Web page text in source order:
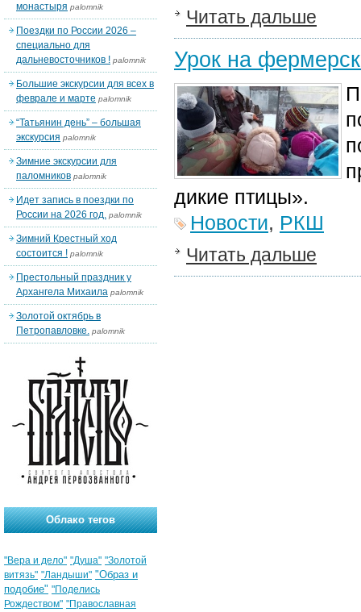
Читать дальше
Урок на
дикие птицы».
Новости, РКШ
Читать дальше
монастыря palomnik
Поездки по России 2026 –
специально для
дальневосточников ! palomnik
Большие экскурсии для всех в
феврале и марте palomnik
“Татьянин день” – большая
экскурсия palomnik
Зимние экскурсии для
паломников palomnik
Идет запись в поездки по
России на 2026 год. palomnik
Зимний Крестный ход
состоится ! palomnik
Престольный праздник у
Архангела Михаила palomnik
Золотой октябрь в
Петропавловке. palomnik
Облако тегов
"Вера и дело" "Душа" "Золотой
витязь" "Ландыши" "Образ и
подобие" "Поделись
Рождеством" "Православная